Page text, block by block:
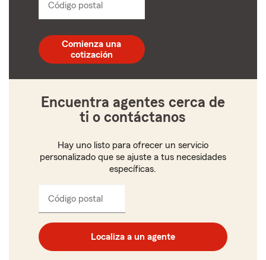
Código postal
postal
de
5
Comienza una
cotización
Encuentra agentes cerca de
ti o contáctanos
Hay uno listo para ofrecer un servicio
personalizado que se ajuste a tus necesidades
específicas.
Código postal
código
postal
de
cinco
Localiza a un agente